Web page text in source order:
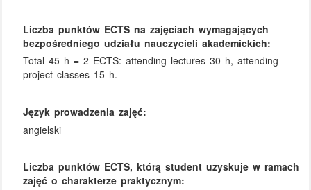
Liczba punktów ECTS na zajęciach wymagających
bezpośredniego udziału nauczycieli akademickich:
Total 45 h = 2 ECTS: attending lectures 30 h, attending
project classes 15 h.
Język prowadzenia zajęć:
angielski
Liczba punktów ECTS, którą student uzyskuje w ramach
zajęć o charakterze praktycznym: